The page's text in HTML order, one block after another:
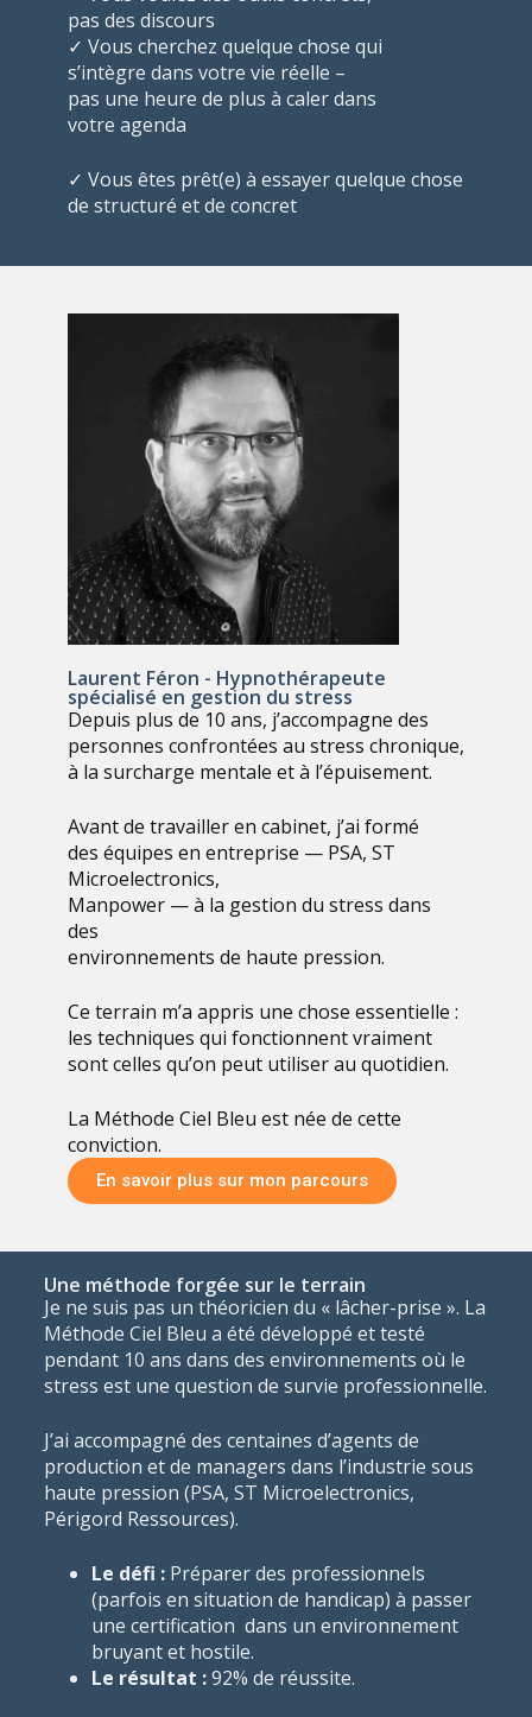
pas des discours
✓ Vous cherchez quelque chose qui
s’intègre dans votre vie réelle –
pas une heure de plus à caler dans
votre agenda
✓ Vous êtes prêt(e) à essayer quelque chose
de structuré et de concret
Laurent Féron - Hypnothérapeute
spécialisé en gestion du stress
Depuis plus de 10 ans, j’accompagne des
personnes confrontées au stress chronique,
à la surcharge mentale et à l’épuisement.
Avant de travailler en cabinet, j’ai formé
des équipes en entreprise — PSA, ST
Microelectronics,
Manpower — à la gestion du stress dans
des
environnements de haute pression.
Ce terrain m’a appris une chose essentielle :
les techniques qui fonctionnent vraiment
sont celles qu’on peut utiliser au quotidien.
La Méthode Ciel Bleu est née de cette
conviction.
En savoir plus sur mon parcours
Une méthode forgée sur le terrain
Je ne suis pas un théoricien du « lâcher-prise ». La
Méthode Ciel Bleu a été développé et testé
pendant 10 ans dans des environnements où le
stress est une question de survie professionnelle.
J’ai accompagné des centaines d’agents de
production et de managers dans l’industrie sous
haute pression (PSA, ST Microelectronics,
Périgord Ressources).
Le défi :Préparer des professionnels
(parfois en situation de handicap) à passer
une certification dans un environnement
bruyant et hostile.
Le résultat :92% de réussite.